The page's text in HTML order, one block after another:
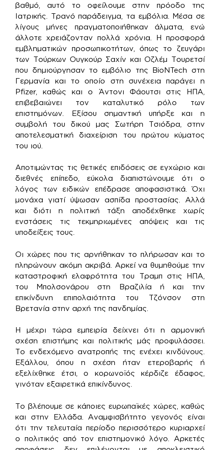
βαθμό, αυτό το οφείλουμε στην πρόοδο της
Ιατρικής. Τρανό παράδειγμα, τα εμβόλια. Μέσα σε
λίγους μήνες πραγματοποιήθηκαν άλματα, ενώ
άλλοτε χρειάζονταν πολλά χρόνια. Η προσφορά
εμβληματικών προσωπικοτήτων, όπως το ζευγάρι
των Τούρκων Ουγκούρ Σαχίν και Οζλέμ Τουρετσί
που δημιούργησαν το εμβόλιο της BioNTech στη
Γερμανία και το οποίο στη συνέχεια παράγει η
Pfizer, καθώς και ο Άντονι Φάουτσι στις ΗΠΑ,
επιβεβαιώνει τον καταλυτικό ρόλο των
επιστημόνων. Εξίσου σημαντική υπήρξε και η
συμβολή του δικού μας Σωτήρη Τσιόδρα, στην
αποτελεσματική διαχείριση του πρώτου κύματος
του ιού.
Αποτιμώντας τις θετικές επιδόσεις σε εγχώριο και
διεθνές επίπεδο, εύκολα διαπιστώνουμε ότι ο
λόγος των ειδικών επέδρασε αποφασιστικά. Όχι
μονάχα γιατί ύψωσαν ασπίδα προστασίας. Αλλά
και διότι η πολιτική τάξη αποδέχθηκε χωρίς
ενστάσεις τις τεκμηριωμένες απόψεις και τις
υποδείξεις τους.
Οι χώρες που τις αρνήθηκαν το πλήρωσαν και το
πληρώνουν ακόμη ακριβά. Αρκεί να θυμηθούμε την
καταστροφική ελαφρότητα του Τραμπ στις ΗΠΑ,
του Μπολσονάρου στη Βραζιλία ή και την
επικίνδυνη επιπολαιότητα του Τζόνσον στη
Βρετανία στην αρχή της πανδημίας.
Η μέχρι τώρα εμπειρία δείχνει ότι η αρμονική
σχέση επιστήμης και πολιτικής μάς προφυλάσσει.
Το ενδεχόμενο ανατροπής της ενέχει κινδύνους.
Εξάλλου, όπου η σχέση ήταν ετεροβαρής ή
εξελίχθηκε έτσι, ο κορωνοϊός κέρδιζε έδαφος,
γινόταν εξαιρετικά επικίνδυνος.
Το βλέπουμε σε κάποιες ευρωπαϊκές χώρες, καθώς
και στην Ελλάδα. Αναμφισβήτητο γεγονός είναι
ότι την τελευταία περίοδο περισσότερο κυριαρχεί
ο πολιτικός από τον επιστημονικό λόγο. Αρκετές